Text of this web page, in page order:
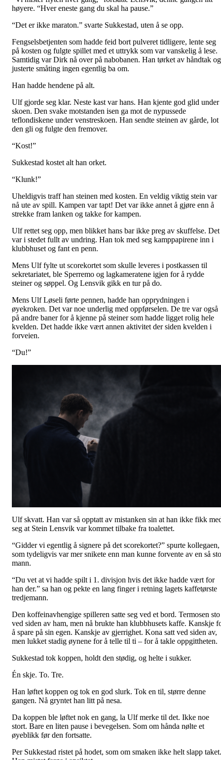
høyere. “Hver eneste gang du skal ha pause.”
“Det er ikke maraton.” svarte Sukkestad, uten å se opp.
Fengselsbetjenten som hadde feid bort pulveret tidligere, lente seg
på kosten og fulgte spillet med et uttrykk som var vanskelig å lese.
Samtidig var Dirk nå over på nabobanen. Han tørket av håndtak og
justerte småting ingen egentlig ba om.
Han hadde hendene på alt.
Ulf gjorde seg klar. Neste kast var hans. Han kjente god glid under
skoen. Den svake motstanden isen ga mot de nypussede
teflondiskene under venstreskoen. Han sendte steinen av gårde, lot
den gli og fulgte den fremover.
“Kost!”
Sukkestad kostet alt han orket.
“Klunk!”
Uheldigvis traff han steinen med kosten. En veldig viktig stein var
nå ute av spill. Kampen var tapt! Det var ikke annet å gjøre enn å
strekke fram lanken og takke for kampen.
Ulf rettet seg opp, men blikket hans bar ikke preg av skuffelse. Det
var i stedet fullt av undring. Han tok med seg kamppapirene inn i
klubbhuset og fant en penn.
Mens Ulf fylte ut scorekortet som skulle leveres i postkassen til
sekretariatet, ble Sperremo og lagkameratene igjen for å rydde
steiner og søppel. Og Lensvik gikk en tur på do.
Mens Ulf Løseli førte pennen, hadde han opprydningen i
øyekroken. Det var noe underlig med oppførselen. De tre var også
på andre baner for å kjenne på steiner som hadde ligget rolig hele
kvelden. Det hadde ikke vært annen aktivitet der siden kvelden i
forveien.
“Du!”
Ulf skvatt. Han var så opptatt av mistanken sin at han ikke fikk
seg at Stein Lensvik var kommet tilbake fra toalettet.
“Gidder vi egentlig å signere på det scorekortet?” spurte kollegaen,
som tydeligvis var mer snikete enn man kunne forvente av en så
mann.
“Du vet at vi hadde spilt i 1. divisjon hvis det ikke hadde vært for
han der.” sa han og pekte en lang finger i retning lagets kaffetørste
tredjemann.
Den koffeinavhengige spilleren satte seg ved et bord. Termosen sto
ved siden av ham, men nå brukte han klubbhusets kaffe. Kanskje
å spare på sin egen. Kanskje av gjerrighet. Kona satt ved siden av,
men lukket stadig øynene for å telle til ti – for å takle oppgittheten.
Sukkestad tok koppen, holdt den stødig, og helte i sukker.
Én skje. To. Tre.
Han løftet koppen og tok en god slurk. Tok en til, større denne
gangen. Nå gryntet han litt på nesa.
Da koppen ble løftet nok en gang, la Ulf merke til det. Ikke noe
stort. Bare en liten pause i bevegelsen. Som om hånda nølte et
øyeblikk før den fortsatte.
Per Sukkestad ristet på hodet, som om smaken ikke helt slapp taket.